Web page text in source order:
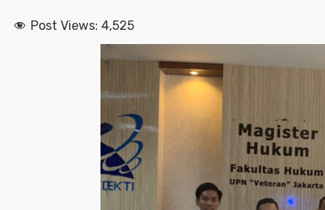
Post Views: 4,525